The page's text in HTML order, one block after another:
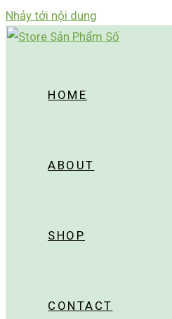
Nhảy tới nội dung
HOME
ABOUT
SHOP
CONTACT